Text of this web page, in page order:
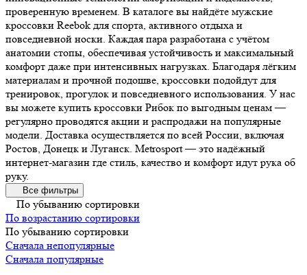
проверенную временем. В каталоге вы найдёте мужские
кроссовки Reebok для спорта, активного отдыха и
повседневной носки. Каждая пара разработана с учётом
анатомии стопы, обеспечивая устойчивость и максимальный
комфорт даже при интенсивных нагрузках. Благодаря лёгким
материалам и прочной подошве, кроссовки подойдут для
тренировок, прогулок и повседневного использования. У нас
вы можете купить кроссовки Рибок по выгодным ценам —
регулярно проводятся акции и распродажи на популярные
модели. Доставка осуществляется по всей России, включая
Ростов, Донецк и Луганск. Metrosport — это надёжный
интернет-магазин где стиль, качество и комфорт идут рука об
руку.
Все фильтры
По убыванию сортировки
По возрастанию сортировки
По убыванию сортировки
Сначала непопулярные
Сначала популярные